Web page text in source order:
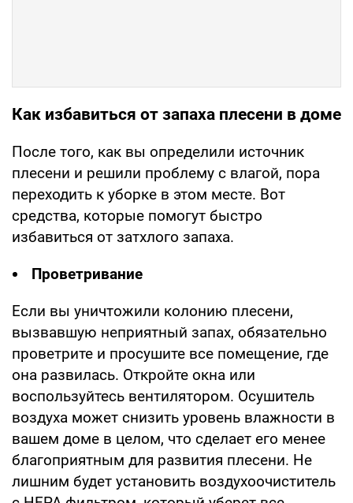
Как избавиться от запаха плесени в доме
После того, как вы определили источник
плесени и решили проблему с влагой, пора
переходить к уборке в этом месте. Вот
средства, которые помогут быстро
избавиться от затхлого запаха.
Проветривание
Если вы уничтожили колонию плесени,
вызвавшую неприятный запах, обязательно
проветрите и просушите все помещение, где
она развилась. Откройте окна или
воспользуйтесь вентилятором. Осушитель
воздуха может снизить уровень влажности в
вашем доме в целом, что сделает его менее
благоприятным для развития плесени. Не
лишним будет установить воздухоочиститель